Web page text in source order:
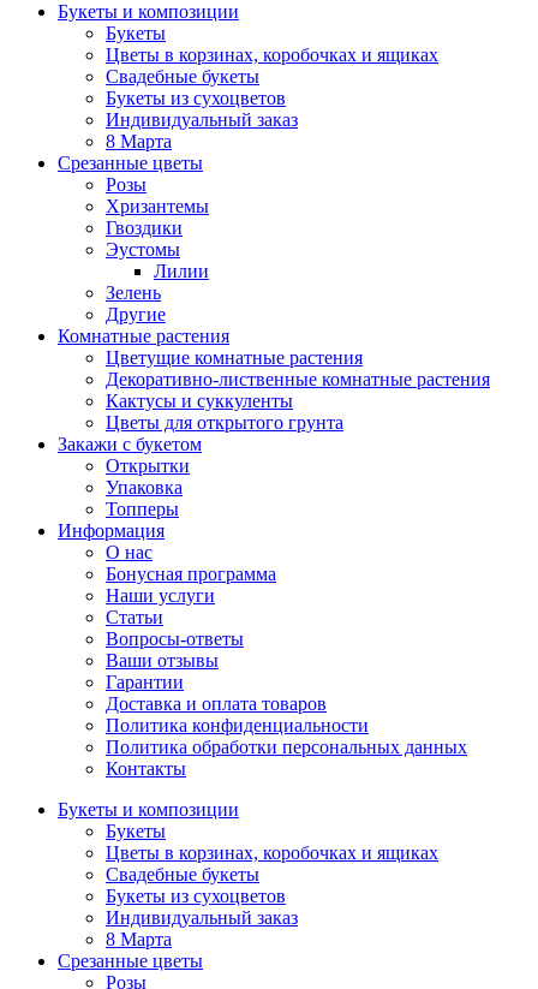
Букеты и композиции
Букеты
Цветы в корзинах, коробочках и ящиках
Свадебные букеты
Букеты из сухоцветов
Индивидуальный заказ
8 Марта
Срезанные цветы
Розы
Хризантемы
Гвоздики
Эустомы
Лилии
Зелень
Другие
Комнатные растения
Цветущие комнатные растения
Декоративно-лиственные комнатные растения
Кактусы и суккуленты
Цветы для открытого грунта
Закажи с букетом
Открытки
Упаковка
Топперы
Информация
О нас
Бонусная программа
Наши услуги
Статьи
Вопросы-ответы
Ваши отзывы
Гарантии
Доставка и оплата товаров
Политика конфиденциальности
Политика обработки персональных данных
Контакты
Букеты и композиции
Букеты
Цветы в корзинах, коробочках и ящиках
Свадебные букеты
Букеты из сухоцветов
Индивидуальный заказ
8 Марта
Срезанные цветы
Розы